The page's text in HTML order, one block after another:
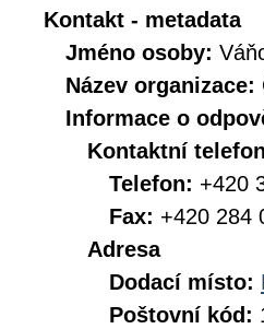
Kontakt - metadata
Jméno osoby:
Název organizace:
Informace o
Kontaktní telefon
Telefon: +420
Fax: +420 284
Adresa
Dodací místo:
Poštovní kód: